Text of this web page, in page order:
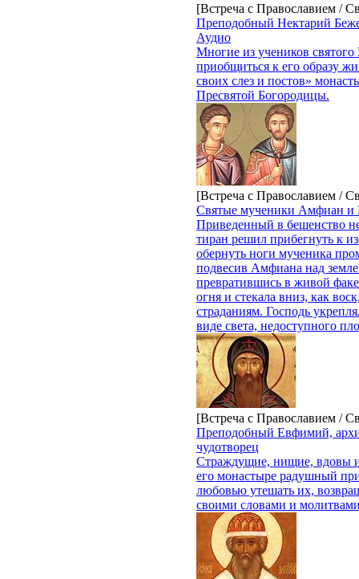
[Встреча с Православием /
Преподобный Нектарий
Аудио
Многие из учеников святого
приобщиться к его образу
своих слез и постов»
Пресвятой Богородицы.
[Встреча с Православием /
Святые мученики Амфиан и
Приведенный в бешенство
тиран решил прибегнуть к
обернуть ноги мученика
подвесив Амфиана над
превратившись в живой
огня и стекала вниз, как
страдани­ям. Господь
виде света, недоступного
[Встреча с Православием /
Преподобный Евфимий,
чудотворец
Страждущие, нищие, вдовы и
его монастыре радушный
любовью утешать их,
своими словами и